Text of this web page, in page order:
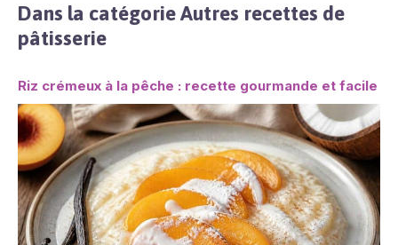
Dans la catégorie Autres recettes de
pâtisserie
Riz crémeux à la pêche : recette gourmande et facile